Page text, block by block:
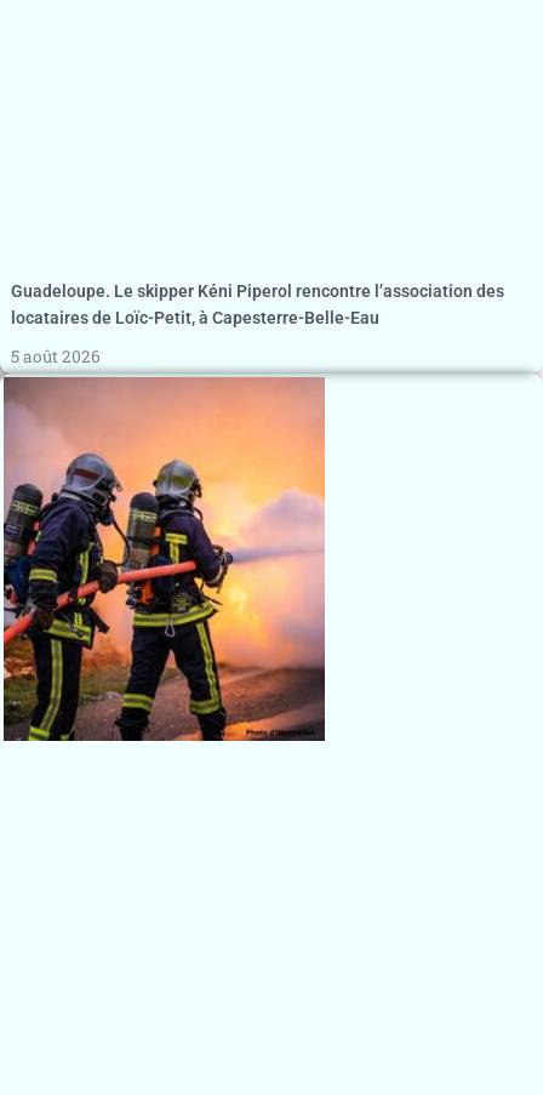
Guadeloupe. Le skipper Kéni Piperol rencontre l’association des
locataires de Loïc-Petit, à Capesterre-Belle-Eau
5 août 2026